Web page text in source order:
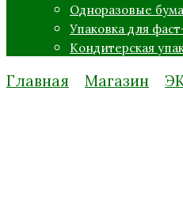
Одноразовые
Упаковка для
Кондитерская
Главная Магазин